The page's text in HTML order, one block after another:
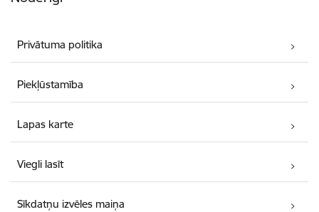
Privātuma politika
Piekļūstamība
Lapas karte
Viegli lasīt
Sīkdatņu izvēles maiņa